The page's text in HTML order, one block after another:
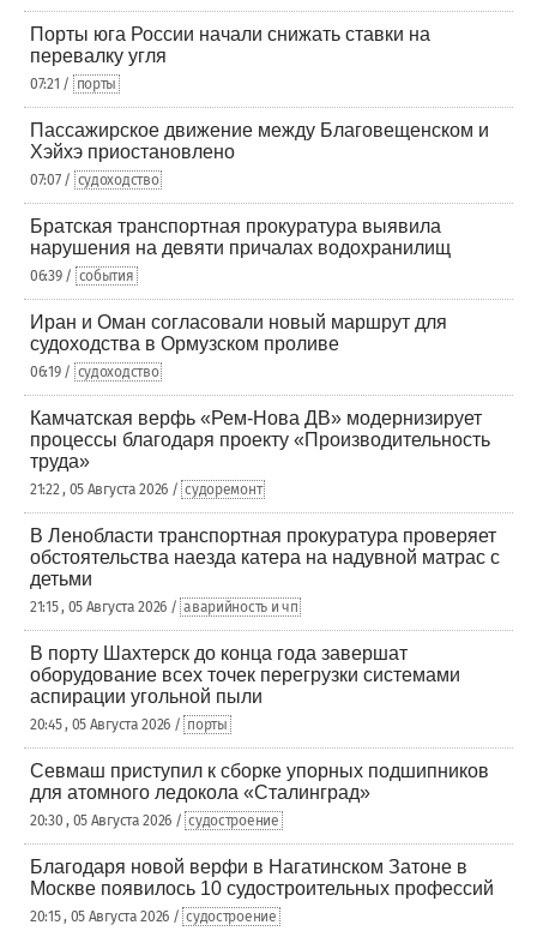
Порты юга России начали снижать ставки на
перевалку угля
07:21 / порты
Пассажирское движение между Благовещенском и
Хэйхэ приостановлено
07:07 / судоходство
Братская транспортная прокуратура выявила
нарушения на девяти причалах водохранилищ
06:39 / события
Иран и Оман согласовали новый маршрут для
судоходства в Ормузском проливе
06:19 / судоходство
Камчатская верфь «Рем-Нова ДВ» модернизирует
процессы благодаря проекту «Производительность
труда»
21:22 , 05 Августа 2026 / судоремонт
В Ленобласти транспортная прокуратура проверяет
обстоятельства наезда катера на надувной матрас с
детьми
21:15 , 05 Августа 2026 / аварийность и чп
В порту Шахтерск до конца года завершат
оборудование всех точек перегрузки системами
аспирации угольной пыли
20:45 , 05 Августа 2026 / порты
Севмаш приступил к сборке упорных подшипников
для атомного ледокола «Сталинград»
20:30 , 05 Августа 2026 / судостроение
Благодаря новой верфи в Нагатинском Затоне в
Москве появилось 10 судостроительных профессий
20:15 , 05 Августа 2026 / судостроение